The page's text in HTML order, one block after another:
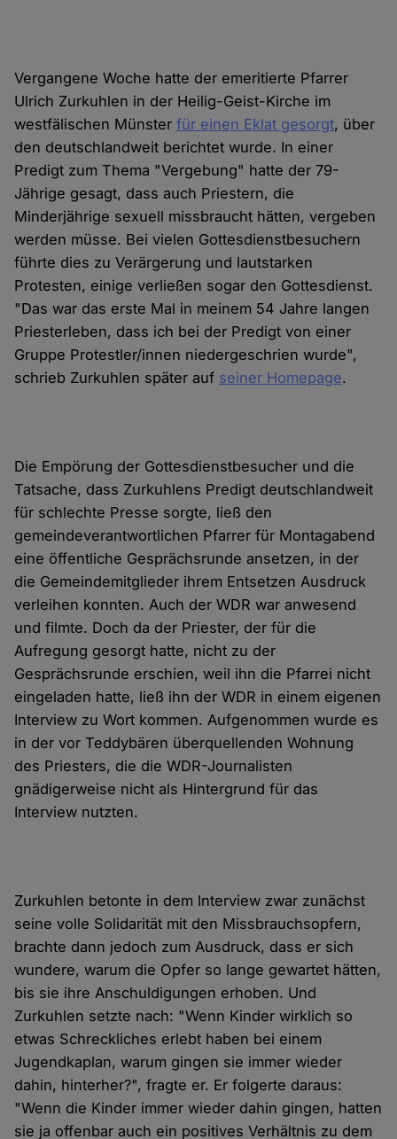
Vergangene Woche hatte der emeritierte Pfarrer
Ulrich Zurkuhlen in der Heilig-Geist-Kirche im
westfälischen Münsterfür einen Eklat gesorgt, über
den deutschlandweit berichtet wurde. In einer
Predigt zum Thema "Vergebung" hatte der 79-
Jährige gesagt, dass auch Priestern, die
Minderjährige sexuell missbraucht hätten, vergeben
werden müsse. Bei vielen Gottesdienstbesuchern
führte dies zu Verärgerung und lautstarken
Protesten, einige verließen sogar den Gottesdienst.
"Das war das erste Mal in meinem 54 Jahre langen
Priesterleben, dass ich bei der Predigt von einer
Gruppe Protestler/innen niedergeschrien wurde",
schrieb Zurkuhlen später auf seiner Homepage.
Die Empörung der Gottesdienstbesucher und die
Tatsache, dass Zurkuhlens Predigt deutschlandweit
für schlechte Presse sorgte, ließ den
gemeindeverantwortlichen Pfarrer für Montagabend
eine öffentliche Gesprächsrunde ansetzen, in der
die Gemeindemitglieder ihrem Entsetzen Ausdruck
verleihen konnten. Auch der WDR war anwesend
und filmte. Doch da der Priester, der für die
Aufregung gesorgt hatte, nicht zu der
Gesprächsrunde erschien, weil ihn die Pfarrei nicht
eingeladen hatte, ließ ihn der WDR in einem eigenen
Interview zu Wort kommen. Aufgenommen wurde es
in der vor Teddybären überquellenden Wohnung
des Priesters, die die WDR-Journalisten
gnädigerweise nicht als Hintergrund für das
Interview nutzten.
Zurkuhlen betonte in dem Interview zwar zunächst
seine volle Solidarität mit den Missbrauchsopfern,
brachte dann jedoch zum Ausdruck, dass er sich
wundere, warum die Opfer so lange gewartet hätten,
bis sie ihre Anschuldigungen erhoben. Und
Zurkuhlen setzte nach: "Wenn Kinder wirklich so
etwas Schreckliches erlebt haben bei einem
Jugendkaplan, warum gingen sie immer wieder
dahin, hinterher?", fragte er. Er folgerte daraus:
"Wenn die Kinder immer wieder dahin gingen, hatten
sie ja offenbar auch ein positives Verhältnis zu dem